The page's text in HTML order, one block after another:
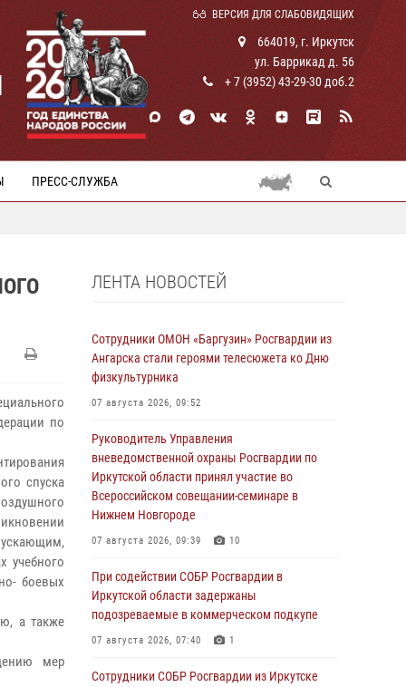
ВЕРСИЯ ДЛЯ СЛАБОВИДЯЩИХ
664019, г. Иркутск
ул. Баррикад д. 56
+ 7 (3952) 43-29-30 доб.2
ПРЕСС-СЛУЖБА
по
спуска
учебного
боевых
а также
мер
ЛЕНТА НОВОСТЕЙ
Сотрудники ОМОН «Баргузин» Росгвардии из
Ангарска стали героями телесюжета ко Дню
физкультурника
07 августа 2026, 09:52
Руководитель Управления
вневедомственной охраны Росгвардии по
Иркутской области принял участие во
Всероссийском совещании-семинаре в
Нижнем Новгороде
07 августа 2026, 09:39 10
При содействии СОБР Росгвардии в
Иркутской области задержаны
подозреваемые в коммерческом подкупе
07 августа 2026, 07:40 1
Сотрудники СОБР Росгвардии из Иркутске